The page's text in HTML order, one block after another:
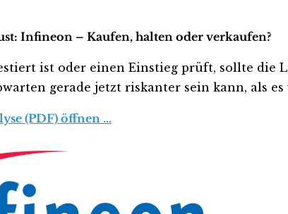
Infineon – Kaufen, halten oder verkaufen?
ist oder einen Einstieg prüft, sollte die
gerade jetzt riskanter sein kann, als es
(PDF) öffnen …